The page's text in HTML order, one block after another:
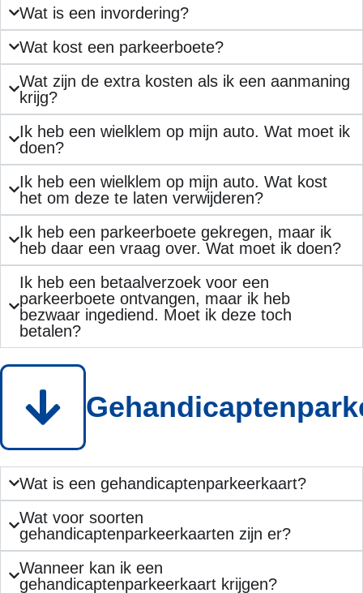
Wat is een invordering?
Wat kost een parkeerboete?
Wat zijn de extra kosten als ik een aanmaning
krijg?
Ik heb een wielklem op mijn auto. Wat moet ik
doen?
Ik heb een wielklem op mijn auto. Wat kost
het om deze te laten verwijderen?
Ik heb een parkeerboete gekregen, maar ik
heb daar een vraag over. Wat moet ik doen?
Ik heb een betaalverzoek voor een
parkeerboete ontvangen, maar ik heb
bezwaar ingediend. Moet ik deze toch
betalen?
Wat is een gehandicaptenparkeerkaart?
Wat voor soorten
gehandicaptenparkeerkaarten zijn er?
Wanneer kan ik een
gehandicaptenparkeerkaart krijgen?